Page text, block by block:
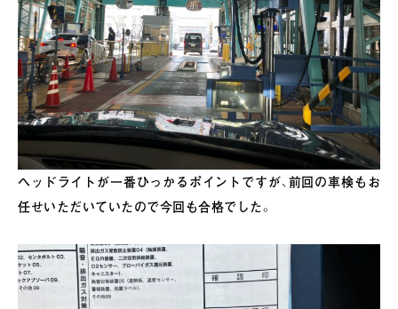
ヘッドライトが一番ひっかるポイントですが、前回の車検もお
任せいただいていたので今回も合格でした。